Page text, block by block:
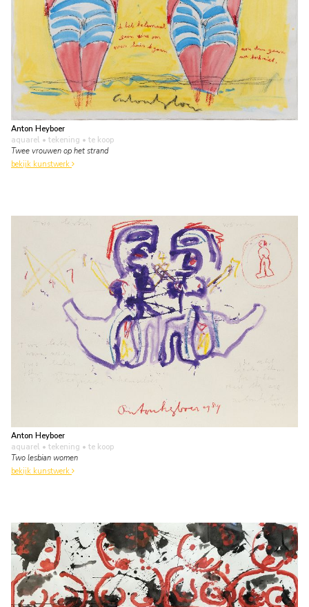
Anton Heyboer
aquarel • tekening • te koop
Twee vrouwen op het strand
bekijk kunstwerk
Anton Heyboer
aquarel • tekening • te koop
Two lesbian women
bekijk kunstwerk